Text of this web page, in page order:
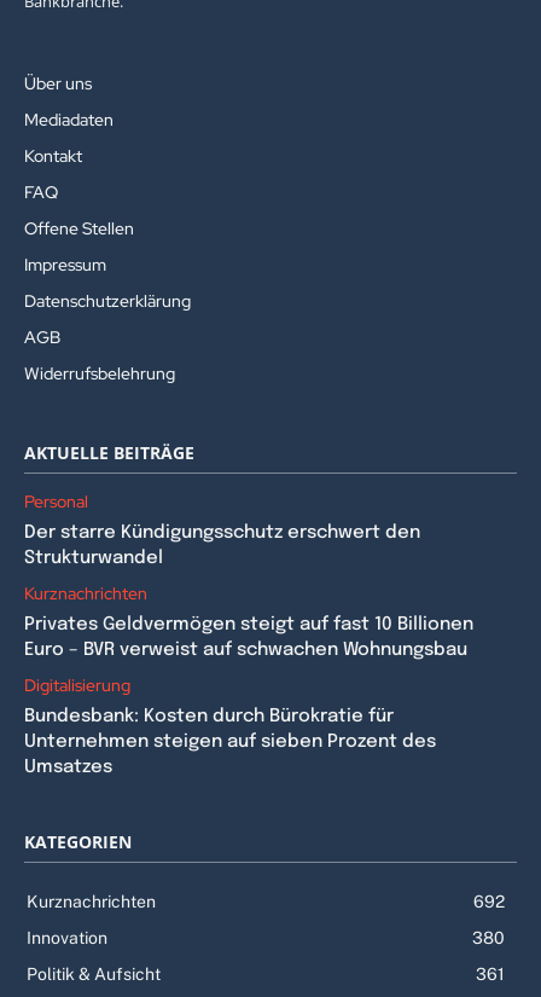
Über uns
Mediadaten
Kontakt
FAQ
Offene Stellen
Impressum
Datenschutzerklärung
AGB
Widerrufsbelehrung
AKTUELLE BEITRÄGE
Personal
Der starre Kündigungsschutz erschwert den
Strukturwandel
Kurznachrichten
Privates Geldvermögen steigt auf fast 10 Billionen
Euro – BVR verweist auf schwachen Wohnungsbau
Digitalisierung
Bundesbank: Kosten durch Bürokratie für
Unternehmen steigen auf sieben Prozent des
Umsatzes
KATEGORIEN
Kurznachrichten
692
Innovation
380
Politik & Aufsicht
361